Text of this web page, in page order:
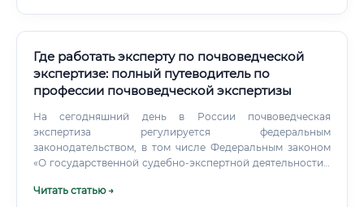
Где работать эксперту по почвоведческой
экспертизе: полный путеводитель по
профессии почвоведческой экспертизы
На сегодняшний день в России почвоведческая
экспертиза регулируется федеральным
законодательством, в том числе Федеральным законом
«О государственной судебно-экспертной деятельности»,
методических указаний Министерства природных
Читать статью →